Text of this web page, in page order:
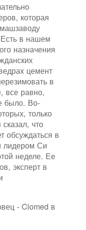
которая
в нашем
назначения
цемент
в
все равно,
было. Во-
только
что
обсуждаться в
лидером Си
неделе. Ее
эксперт в
- Clomed в